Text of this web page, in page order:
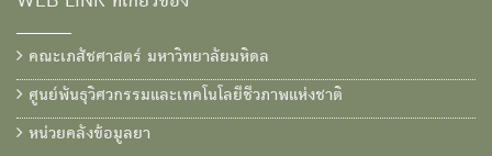
คณะเภสัชศาสตร์ มหาวิทยาลัยมหิดล
ศูนย์พันธุวิศวกรรมและเทคโนโลยีชีวภาพแห่งชาติ
หน่วยคลังข้อมูลยา